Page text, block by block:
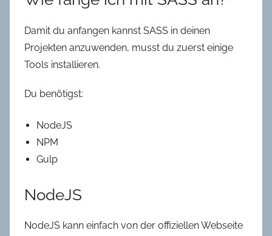
Damit du anfangen kannst SASS in deinen
Projekten anzuwenden, musst du zuerst einige
Tools installieren.
Du benötigst:
NodeJS
NPM
Gulp
NodeJS
NodeJS kann einfach von der offiziellen Webseite